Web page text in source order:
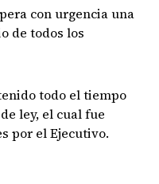
con urgencia una
de todos los
todo el tiempo
ley, el cual fue
por el Ejecutivo.